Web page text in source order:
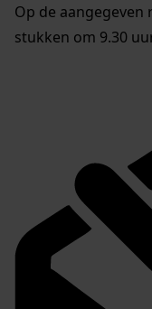
Op de
stukken om 9.30